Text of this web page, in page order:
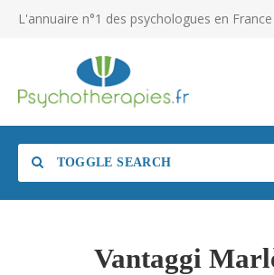
L'annuaire n°1 des psychologues en France
TOGGLE SEARCH
Vantaggi